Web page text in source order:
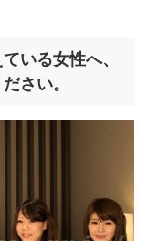
いる女性へ、
さい。